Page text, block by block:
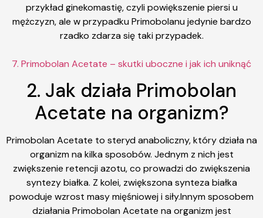
przykład ginekomastię, czyli powiększenie piersi u
mężczyzn, ale w przypadku Primobolanu jedynie bardzo
rzadko zdarza się taki przypadek.
7. Primobolan Acetate – skutki uboczne i jak ich uniknąć
2. Jak działa Primobolan
Acetate na organizm?
Primobolan Acetate to steryd anaboliczny, który działa na
organizm na kilka sposobów. Jednym z nich jest
zwiększenie retencji azotu, co prowadzi do zwiększenia
syntezy białka. Z kolei, zwiększona synteza białka
powoduje wzrost masy mięśniowej i siły.Innym sposobem
działania Primobolan Acetate na organizm jest